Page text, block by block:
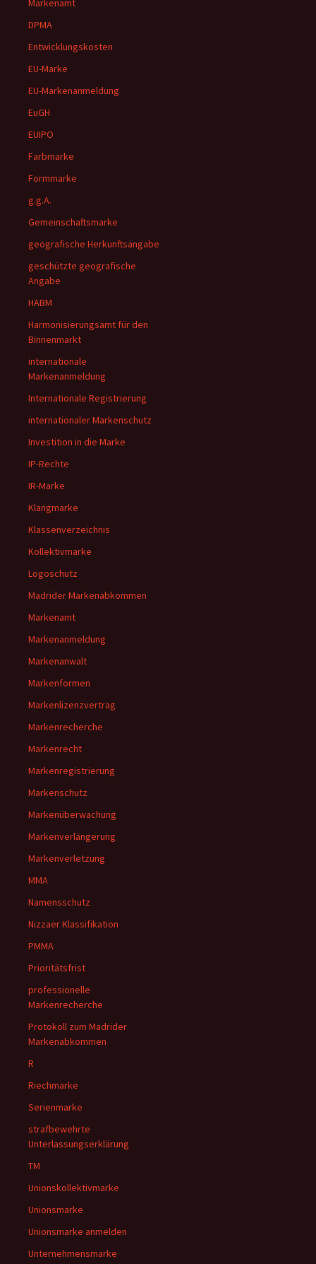
Markenamt
DPMA
Entwicklungskosten
EU-Marke
EU-Markenanmeldung
EuGH
EUIPO
Farbmarke
Formmarke
g.g.A.
Gemeinschaftsmarke
geografische Herkunftsangabe
geschützte geografische
Angabe
HABM
Harmonisierungsamt für den
Binnenmarkt
internationale
Markenanmeldung
Internationale Registrierung
internationaler Markenschutz
Investition in die Marke
IP-Rechte
IR-Marke
Klangmarke
Klassenverzeichnis
Kollektivmarke
Logoschutz
Madrider Markenabkommen
Markenamt
Markenanmeldung
Markenanwalt
Markenformen
Markenlizenzvertrag
Markenrecherche
Markenrecht
Markenregistrierung
Markenschutz
Markenüberwachung
Markenverlängerung
Markenverletzung
MMA
Namensschutz
Nizzaer Klassifikation
PMMA
Prioritätsfrist
professionelle
Markenrecherche
Protokoll zum Madrider
Markenabkommen
R
Riechmarke
Serienmarke
strafbewehrte
Unterlassungserklärung
TM
Unionskollektivmarke
Unionsmarke
Unionsmarke anmelden
Unternehmensmarke